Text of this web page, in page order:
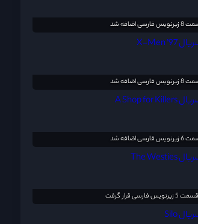
قرار گرفت